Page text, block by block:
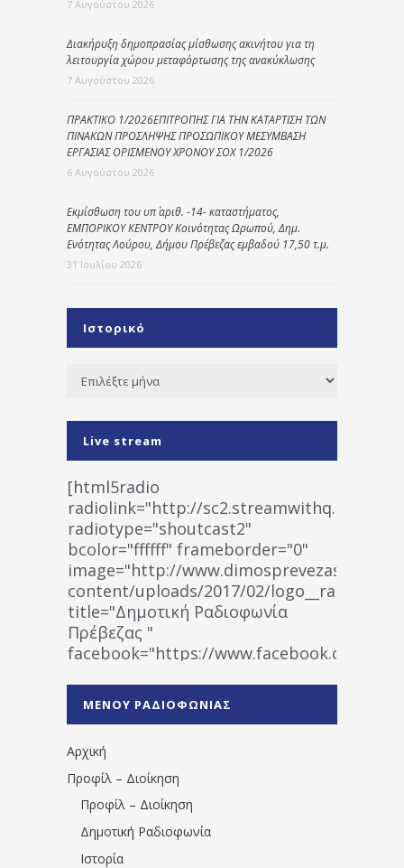
7 Αυγούστου 2026
Διακήρυξη δημοπρασίας μίσθωσης ακινήτου για τη
λειτουργία χώρου μεταφόρτωσης της ανακύκλωσης
7 Αυγούστου 2026
ΠΡΑΚΤΙΚΟ 1/2026ΕΠΙΤΡΟΠΗΣ ΓΙΑ ΤΗΝ ΚΑΤΑΡΤΙΣΗ ΤΩΝ
ΠΙΝΑΚΩΝ ΠΡΟΣΛΗΨΗΣ ΠΡΟΣΩΠΙΚΟΥ ΜΕΣΥΜΒΑΣΗ
ΕΡΓΑΣΙΑΣ ΟΡΙΣΜΕΝΟΥ ΧΡΟΝΟΥ ΣΟΧ 1/2026
6 Αυγούστου 2026
Εκμίσθωση του υπ΄ αριθ. -14- καταστήματος,
ΕΜΠΟΡΙΚΟΥ ΚΕΝΤΡΟΥ Κοινότητας Ωρωπού, Δημ.
Ενότητας Λούρου, Δήμου Πρέβεζας εμβαδού 17,50 τ.μ.
31 Ιουλίου 2026
Ιστορικό
Ιστορικό
Live stream
[html5radio
radiolink="http://
radiotype="shoutcast2"
bcolor="ffffff" frameborder="0"
image="http://www.dimosprevezas.gr/wp-
content/uploads/2017/02/
title="Δημοτική Ραδιοφωνία
Πρέβεζας "
facebook="https://www.facebook.com/
1531194763766854/" artist="" ]
ΜΕΝΟΥ ΡΑΔΙΟΦΩΝΙΑΣ
Αρχική
Προφίλ – Διοίκηση
Προφίλ – Διοίκηση
Δημοτική Ραδιοφωνία
Ιστορία